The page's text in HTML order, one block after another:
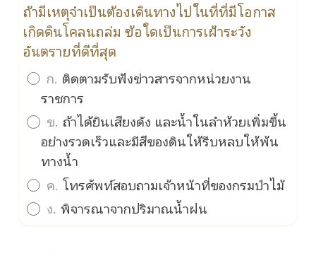
ถ้ามีเหตุจำเป็นต้องเดินทางไปในที่ที่มีโอกาส
เกิดดินโคลนถล่ม ข้อใดเป็นการเฝ้าระวัง
อันตรายที่ดีที่สุด
ก. ติดตามรับฟังข่าวสารจากหน่วยงาน
ราชการ
ข. ถ้าได้ยินเสียงดัง และน้ำในลำห้วยเพิ่มขึ้น
อย่างรวดเร็วและมีสีของดินให้รีบหลบให้พ้น
ทางน้ำ
ค. โทรศัพท์สอบถามเจ้าหน้าที่ของกรมป่าไม้
ง. พิจารณาจากปริมาณน้ำฝน